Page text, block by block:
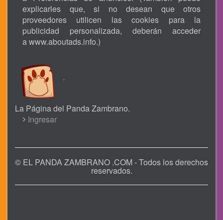
explicarles que, si no desean que otros
proveedores utilicen las cookies para la
publicidad personalizada, deberán acceder
a www.aboutads.info.)
La Página del Panda Zambrano.
USER
MENU
Ingresar
© EL PANDA ZAMBRANO .COM - Todos los derechos
reservados.